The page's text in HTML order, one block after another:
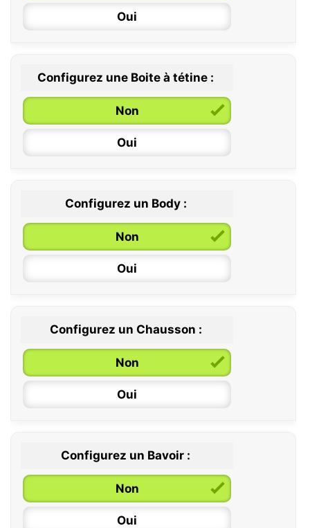
Oui
Configurez une Boite à tétine :
Non
Oui
Configurez un Body :
Non
Oui
0 / 6 mois
6 / 12 mois
12 / 18 mois
Configurez un Chausson :
Non
Oui
Configurez un Bavoir :
Non
Oui